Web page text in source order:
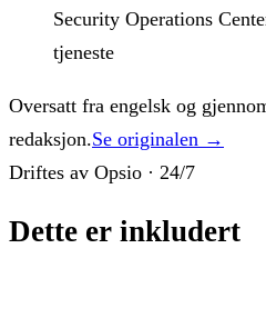
Security Operations
tjeneste
Oversatt fra engelsk og
redaksjon.Se originalen →
Driftes av Opsio · 24/7
Dette er inkludert